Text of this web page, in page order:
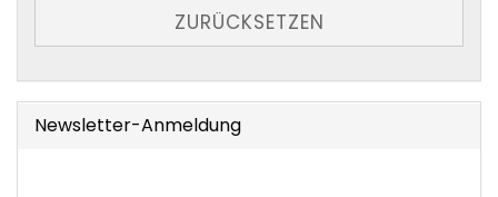
ZURÜCKSETZEN
Newsletter-Anmeldung